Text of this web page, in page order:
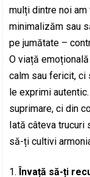
mulți dintre noi
minimalizăm sau
pe jumătate –
O viață
calm sau fericit,
le exprimi
suprimare, ci din
Iată câteva trucuri
să-ți cultivi
Învață să-ți